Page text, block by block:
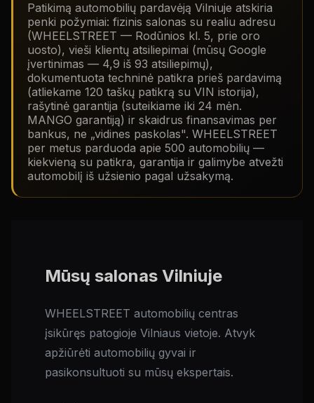
Patikimą automobilių pardavėją Vilniuje atskiria
penki požymiai: fizinis salonas su realiu adresu
(WHEELSTREET — Rodūnios kl. 5, prie oro
uosto), vieši klientų atsiliepimai (mūsų Google
įvertinimas — 4,9 iš 93 atsiliepimų),
dokumentuota techninė patikra prieš pardavimą
(atliekame 120 taškų patikrą su VIN istorija),
rašytinė garantija (suteikiame iki 24 mėn.
MANGO garantiją) ir skaidrus finansavimas per
bankus, ne „vidines paskolas". WHEELSTREET
per metus parduoda apie 500 automobilių —
kiekvieną su patikra, garantija ir galimybe atvežti
automobilį iš užsienio pagal užsakymą.
Mūsų salonas Vilniuje
WHEELSTREET automobilių centras
įsikūręs patogioje Vilniaus vietoje. Atvyk
apžiūrėti automobilių gyvai ir
pasikonsultuoti su mūsų ekspertais.